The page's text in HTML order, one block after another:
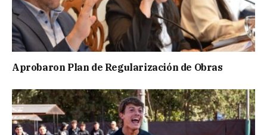
Aprobaron Plan de Regularización de Obras